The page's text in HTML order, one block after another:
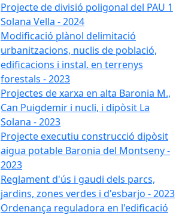
Projecte de divisió poligonal del PAU 1
Solana Vella - 2024
Modificació plànol delimitació
urbanitzacions, nuclis de població,
edificacions i instal. en terrenys
forestals - 2023
Projectes de xarxa en alta Baronia M.,
Can Puigdemir i nucli, i dipòsit La
Solana - 2023
Projecte executiu construcció dipòsit
aigua potable Baronia del Montseny -
2023
Reglament d'ús i gaudi dels parcs,
jardins, zones verdes i d'esbarjo - 2023
Ordenança reguladora en l'edificació